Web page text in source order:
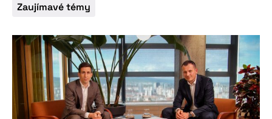
Zaujímavé témy